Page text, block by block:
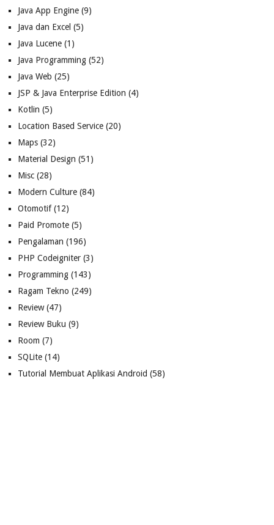
Java App Engine(9)
Java dan Excel (5)
Java Lucene(1)
Java Programming(52)
Java Web (25)
JSP & Java Enterprise Edition (4)
Kotlin (5)
Location Based Service(20)
Maps(32)
Material Design (51)
Misc(28)
Modern Culture(84)
Otomotif(12)
Paid Promote(5)
Pengalaman (196)
PHP Codeigniter(3)
Programming(143)
Ragam Tekno (249)
Review(47)
Review Buku (9)
Room (7)
SQLite(14)
Tutorial Membuat Aplikasi Android (58)